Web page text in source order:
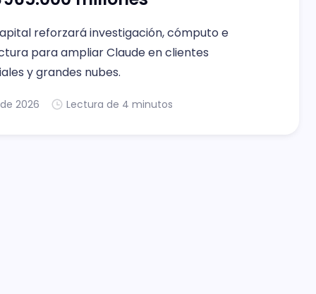
reforzará investigación, cómputo e
para ampliar Claude en clientes
y grandes nubes.
2026 Lectura de 4 minutos